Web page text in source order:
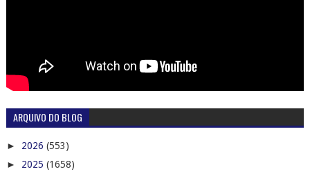
ARQUIVO DO BLOG
► 2026 (553)
► 2025 (1658)